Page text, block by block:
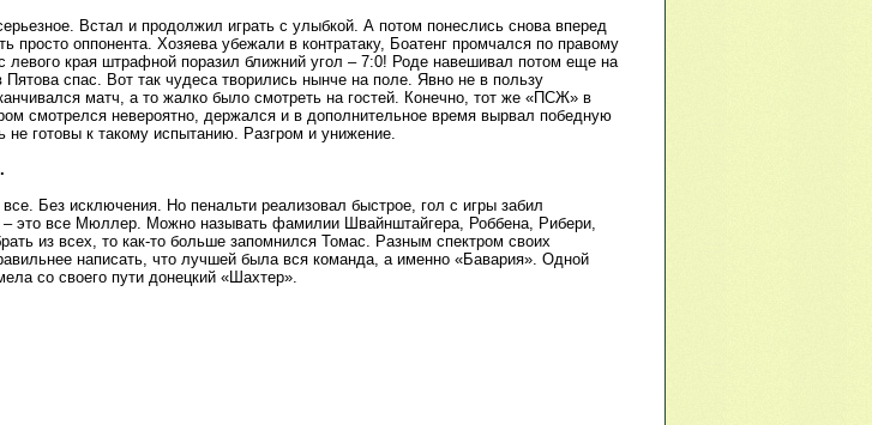
Встал и продолжил играть с улыбкой. А потом понеслись снова вперед
просто оппонента. Хозяева убежали в контратаку, Боатенг промчался по правому
левого края штрафной поразил ближний угол – 7:0! Роде навешивал потом еще на
спас. Вот так чудеса творились нынче на поле. Явно не в пользу
матч, а то жалко было смотреть на гостей. Конечно, тот же «ПСЖ» в
смотрелся невероятно, держался и в дополнительное время вырвал победную
не готовы к такому испытанию. Разгром и унижение.
Без исключения. Но пенальти реализовал быстрое, гол с игры забил
– это все Мюллер. Можно называть фамилии Швайнштайгера, Роббена, Рибери,
из всех, то как-то больше запомнился Томас. Разным спектром своих
написать, что лучшей была вся команда, а именно «Бавария». Одной
со своего пути донецкий «Шахтер».